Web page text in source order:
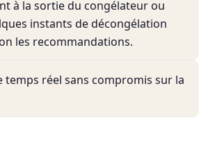
à la sortie du congélateur ou
instants de décongélation
les recommandations.
temps réel sans compromis sur la